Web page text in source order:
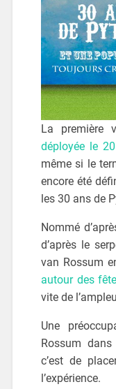
La première
déployée le
même si le
encore été
les 30 ans de
Nommé
d’après le
van Rossum
autour des
vite de
Une
Rossum
c’est de
l’expérience.